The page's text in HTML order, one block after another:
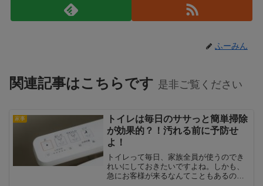
ふーみん
関連記事はこちらです 是非ご覧ください
家事
トイレは毎日のササっと簡単掃除
が効果的？！汚れる前に予防せ
よ！
トイレって毎日、家族全員が使うのでき
れいにしておきたいですよね。しかも、
急にお客様が来るなんてこともあるので